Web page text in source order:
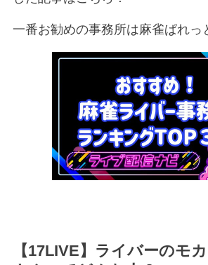
一番お勧めの事務所は麻雀ぱれっ
【17LIVE】ライバーのモカ